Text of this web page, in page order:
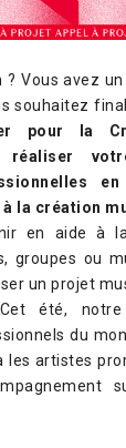
Vous avez
souhaitez
pour la
réaliser
la création
en aide à
groupes ou
un projet
été,
du
les artistes